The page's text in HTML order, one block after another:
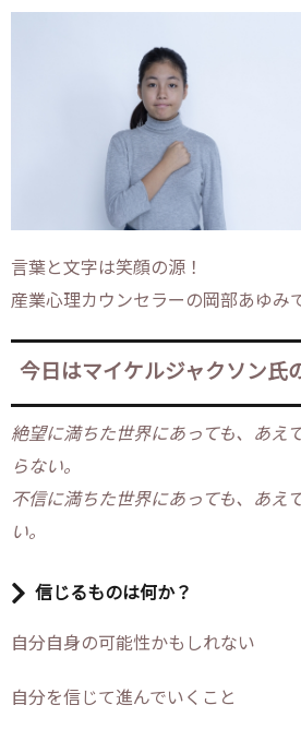
言葉と文字は笑顔の源！
産業心理カウンセラーの岡部あゆみ
今日はマイケルジャクソン氏
絶望に満ちた世界にあっても、あえ
らない。
不信に満ちた世界にあっても、あえ
い。
信じるものは何か？
自分自身の可能性かもしれない
自分を信じて進んでいくこと